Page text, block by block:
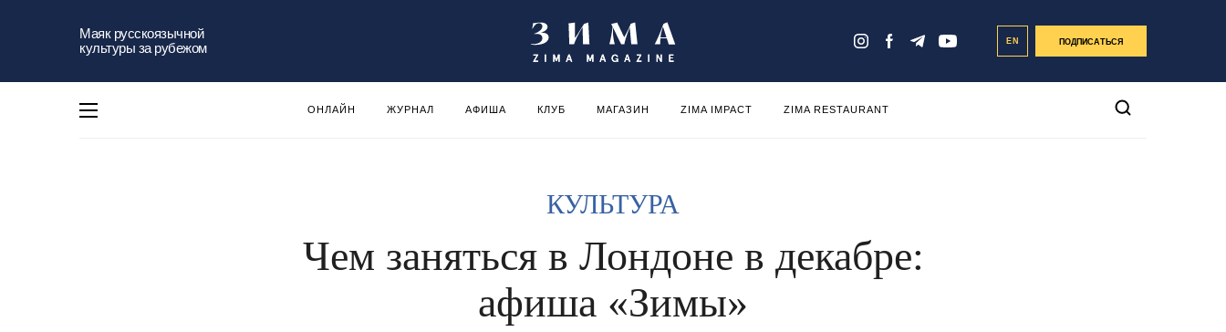
Маяк русскоязычной
культуры за рубежом
EN ПОДПИСАТЬСЯ
ОНЛАЙН ЖУРНАЛ АФИША КЛУБ МАГАЗИН ZIMA IMPACT ZIMA RESTAURANT
КУЛЬТУРА
Чем заняться в Лондоне в декабре:
афиша «Зимы»